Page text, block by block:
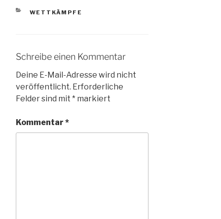
KATEGORIEN
WETTKÄMPFE
Schreibe einen Kommentar
Deine E-Mail-Adresse wird nicht
veröffentlicht. Erforderliche
Felder sind mit * markiert
Kommentar *